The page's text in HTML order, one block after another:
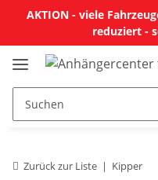
AKTION - viele
reduziert -
Zurück zur Liste Kipper